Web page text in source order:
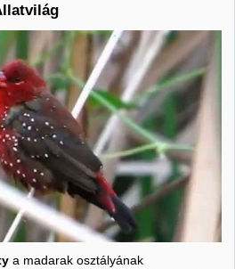
a madarak osztályának